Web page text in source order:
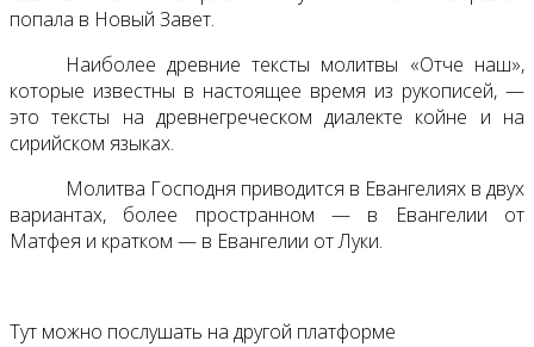
попала в Новый Завет.
Наиболее древние тексты молитвы «Отче наш»,
которые известны в настоящее время из рукописей, —
это тексты на древнегреческом диалекте койне и на
сирийском языках.
Молитва Господня приводится в Евангелиях в двух
вариантах, более пространном — в Евангелии от
Матфея и кратком — в Евангелии от Луки.
Тут можно послушать на другой платформе